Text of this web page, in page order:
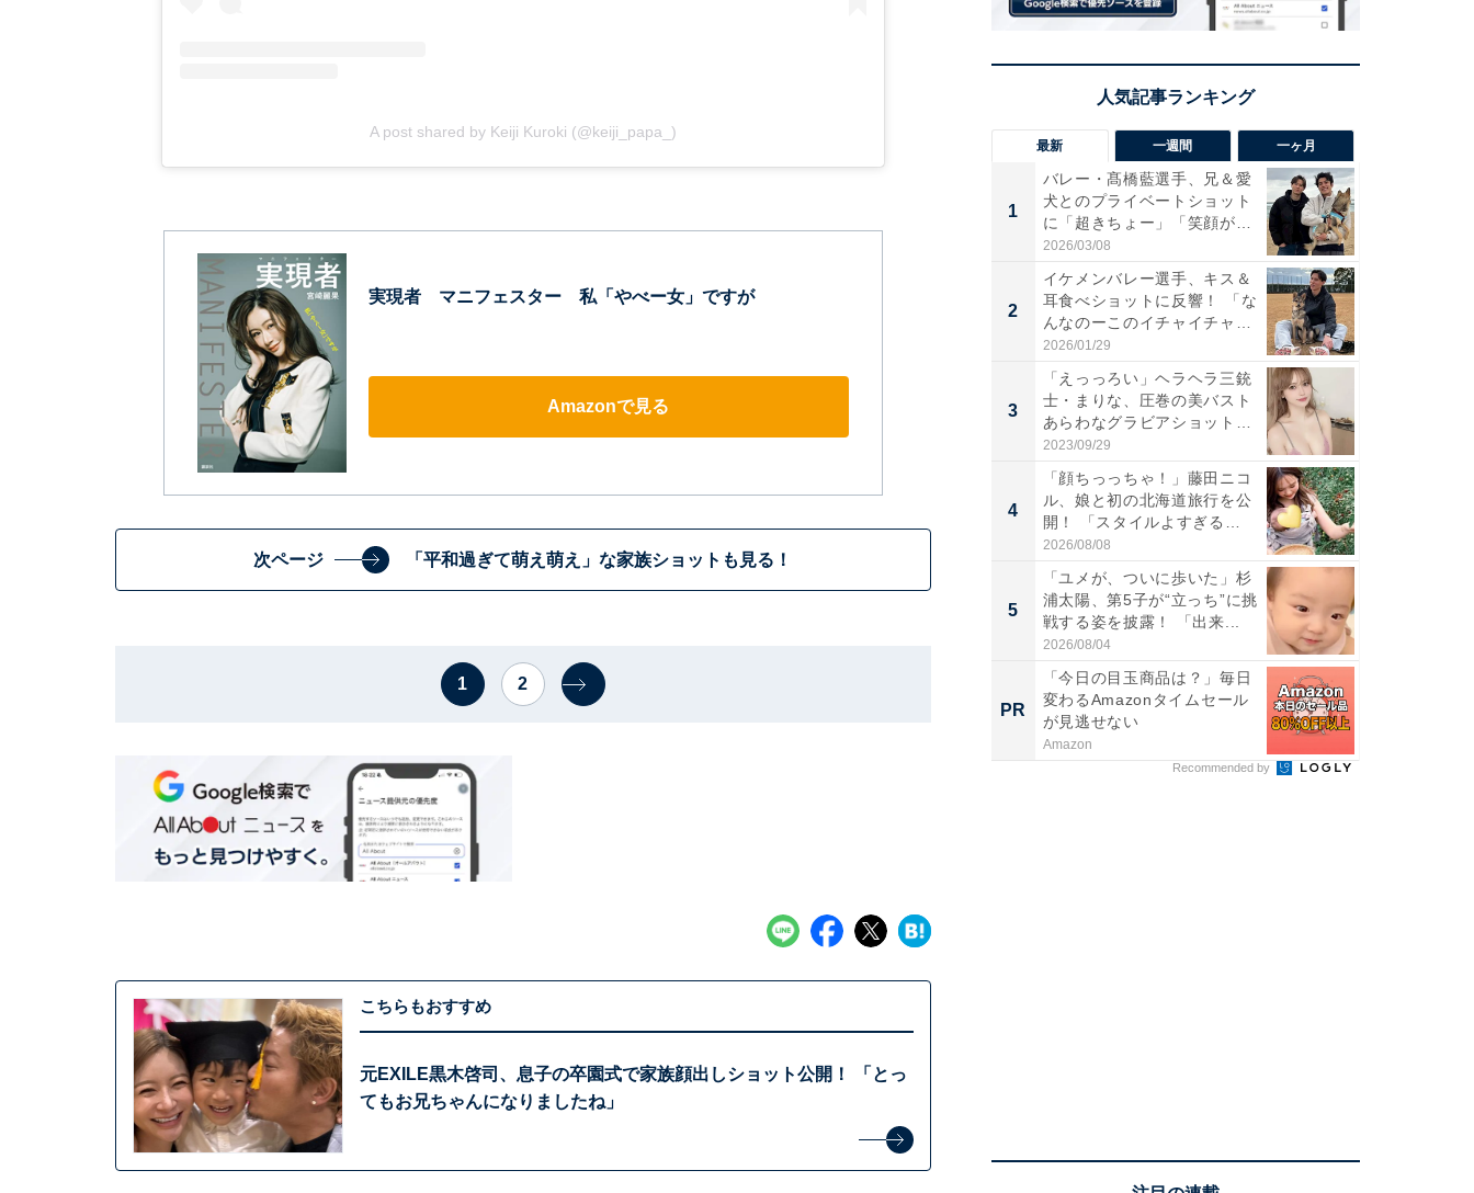
A post shared by Keiji Kuroki (@keiji_papa_)
実現者 マニフェスター 私「やべー女」ですが
Amazonで見る
次ページ 「平和過ぎて萌え萌え」な家族ショットも見る！
1 2
こちらもおすすめ
元EXILE黒木啓司、息子の卒園式で家族顔出しショット公開！ 「とっ
てもお兄ちゃんになりましたね」
最新 一週間 一ヶ月
1
バレー・髙橋藍選手、兄＆愛
犬とのプライベートショット
に「超きちょー」「笑顔が見
れ...
2026/03/08
2
イケメンバレー選手、キス＆
耳食べショットに反響！ 「な
んなのーこのイチャイチャ
感...
2026/01/29
3
「えっっろい」ヘラヘラ三銃
士・まりな、圧巻の美バスト
あらわなグラビアショット公
開...
2023/09/29
4
「顔ちっっちゃ！」藤田ニコ
ル、娘と初の北海道旅行を公
開！ 「スタイルよすぎる
よ〜...
2026/08/08
5
「ユメが、ついに歩いた」杉
浦太陽、第5子が“立っち”に挑
戦する姿を披露！ 「出来...
2026/08/04
PR
「今日の目玉商品は？」毎日
変わるAmazonタイムセール
が見逃せない
Amazon
Recommended by